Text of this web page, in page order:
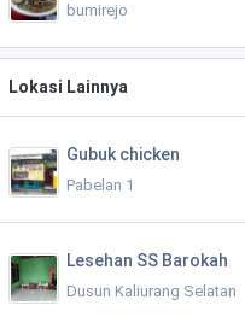
bumirejo
Lokasi Lainnya
Gubuk chicken
Pabelan 1
Lesehan SS Barokah
Dusun Kaliurang Selatan